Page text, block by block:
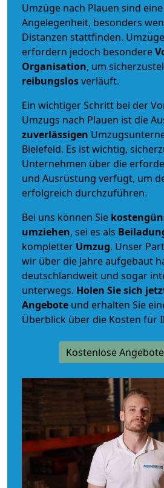
Umzüge nach Plauen sind
Angelegenheit, besonders
Distanzen stattfinden.
erfordern jedoch besondere
Organisation, um
reibungslosverläuft.
Ein wichtiger Schritt bei der
Umzugs nach Plauen ist die
zuverlässigen
Bielefeld. Es ist wichtig,
Unternehmen über die
und Ausrüstung verfügt, um
erfolgreich durchzuführen.
Bei uns können Sie
umziehen, sei es als
kompletter Umzug. Unser
wir über die Jahre aufgebaut
deutschlandweit und sogar
unterwegs. Holen Sie sich
Angebote und erhalten Sie
Überblick über die Kosten für
Kostenlose